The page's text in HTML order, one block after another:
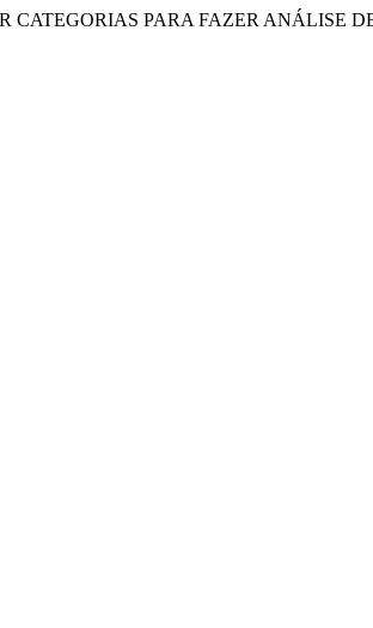
CATEGORIAS PARA FAZER ANÁLISE